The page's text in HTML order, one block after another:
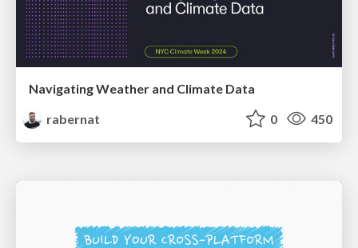
Navigating Weather and Climate Data
rabernat
0 450